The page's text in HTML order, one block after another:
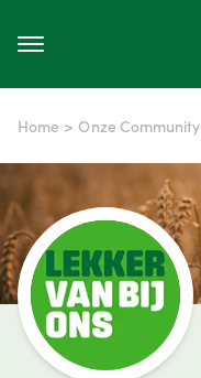
Home > Onze Community